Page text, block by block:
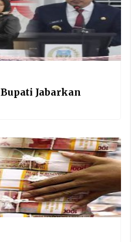
Jabarkan